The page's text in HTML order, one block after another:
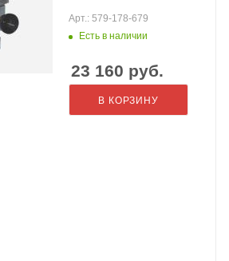
Есть в наличии
Арт.: 579-178-679
23 160 руб.
В КОРЗИНУ